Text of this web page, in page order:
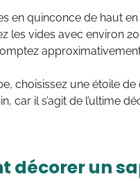
en quinconce de haut
les vides avec environ
choisissez une étoile
car il s’agit de l’ultime
décorer un